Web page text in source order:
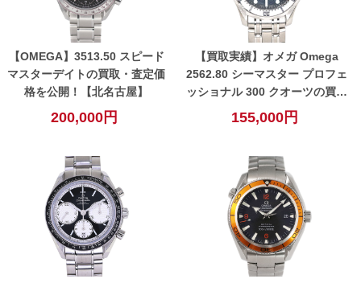
【OMEGA】3513.50 スピード
マスターデイトの買取・査定価
格を公開！【北名古屋】
200,000円
【買取実績】オメガ Omega
2562.80 シーマスター プロフェ
ッショナル 300 クオーツの買取
価格・査定ポイントを公開！
【小牧】
155,000円